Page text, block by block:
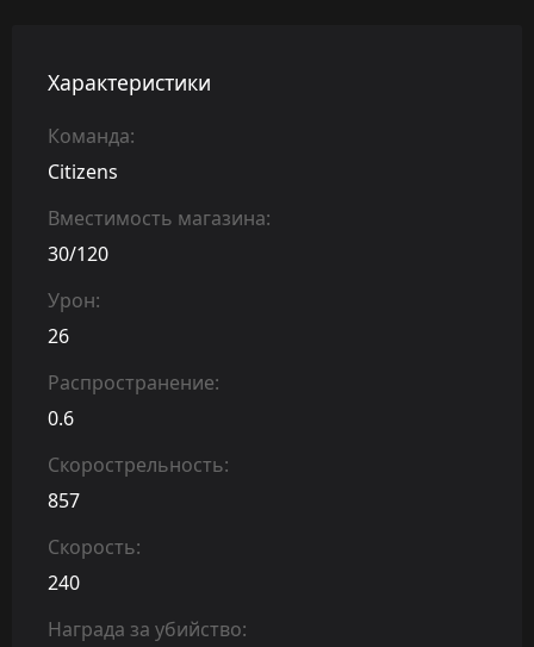
Характеристики
Команда:
Citizens
Вместимость магазина:
30/120
Урон:
26
Распространение:
0.6
Скорострельность:
857
Скорость:
240
Награда за убийство: